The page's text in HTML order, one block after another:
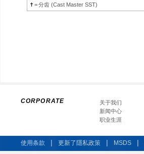
= 分齿 (Cast Master SST)
CORPORATE
关于我们
新闻中心
职业生涯
使用条款 | 更新了隱私政策 | MSDS |